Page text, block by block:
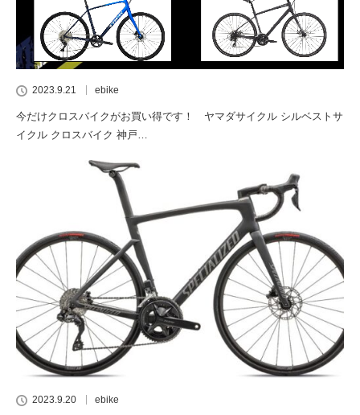
2023.9.21 ebike
今だけクロスバイクがお買い得です！ ヤマダサイクル シルベストサ
イクル クロスバイク 神戸…
2023.9.20 ebike